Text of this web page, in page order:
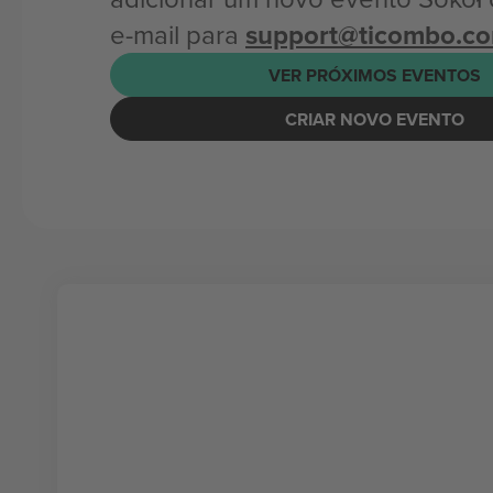
e-mail para
VER PRÓXIMOS EVENTOS
CRIAR NOVO EVENTO